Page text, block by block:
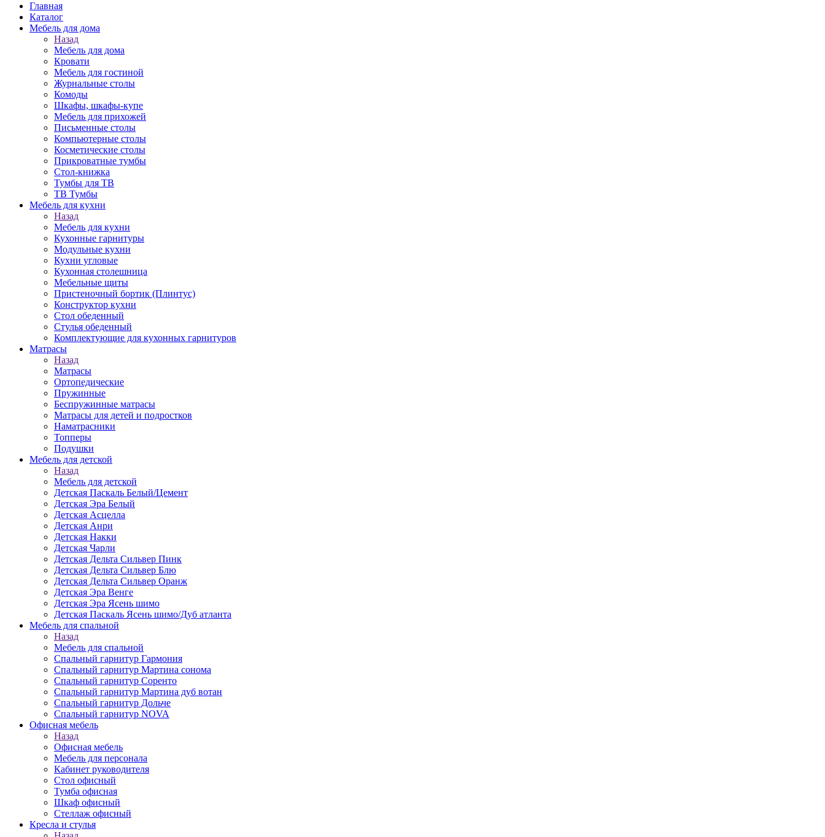
Главная
Каталог
Мебель для дома
Назад
Мебель для дома
Кровати
Мебель для гостиной
Журнальные столы
Комоды
Шкафы, шкафы-купе
Мебель для прихожей
Письменные столы
Компьютерные столы
Косметические столы
Прикроватные тумбы
Стол-книжка
Тумбы для ТВ
ТВ Тумбы
Мебель для кухни
Назад
Мебель для кухни
Кухонные гарнитуры
Модульные кухни
Кухни угловые
Кухонная столешница
Мебельные щиты
Пристеночный бортик (Плинтус)
Конструктор кухни
Стол обеденный
Стулья обеденный
Комплектующие для кухонных гарнитуров
Матраcы
Назад
Матраcы
Ортопедические
Пружинные
Беспружинные матрасы
Матрасы для детей и подростков
Наматрасники
Топперы
Подушки
Мебель для детской
Назад
Мебель для детской
Детская Паскаль Белый/Цемент
Детская Эра Белый
Детская Асцелла
Детская Анри
Детская Накки
Детская Чарли
Детская Дельта Сильвер Пинк
Детская Дельта Сильвер Блю
Детская Дельта Сильвер Оранж
Детская Эра Венге
Детская Эра Ясень шимо
Детская Паскаль Ясень шимо/Дуб атланта
Мебель для спальной
Назад
Мебель для спальной
Спальный гарнитур Гармония
Спальный гарнитур Мартина сонома
Спальный гарнитур Соренто
Спальный гарнитур Мартина дуб вотан
Спальный гарнитур Дольче
Спальный гарнитур NOVA
Офисная мебель
Назад
Офисная мебель
Мебель для персонала
Кабинет руководителя
Стол офисный
Тумба офисная
Шкаф офисный
Стеллаж офисный
Кресла и стулья